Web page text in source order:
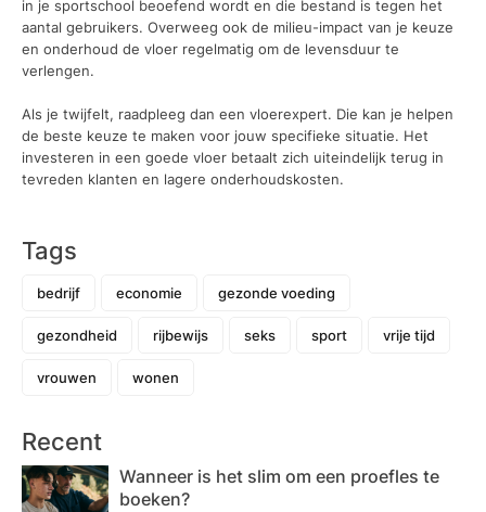
in je sportschool beoefend wordt en die bestand is tegen het
aantal gebruikers. Overweeg ook de milieu-impact van je keuze
en onderhoud de vloer regelmatig om de levensduur te
verlengen.
Als je twijfelt, raadpleeg dan een vloerexpert. Die kan je helpen
de beste keuze te maken voor jouw specifieke situatie. Het
investeren in een goede vloer betaalt zich uiteindelijk terug in
tevreden klanten en lagere onderhoudskosten.
Tags
bedrijf economie gezonde voeding
gezondheid rijbewijs seks sport vrije tijd
vrouwen wonen
Recent
Wanneer is het slim om een proefles te
boeken?